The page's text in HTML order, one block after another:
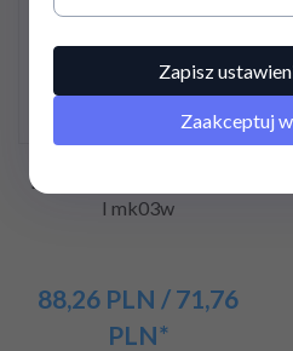
Dzbanek do mleka 350 ml
I mk03w
88,26 PLN / 71,76
PLN*
Zapisz
Zaakceptuj